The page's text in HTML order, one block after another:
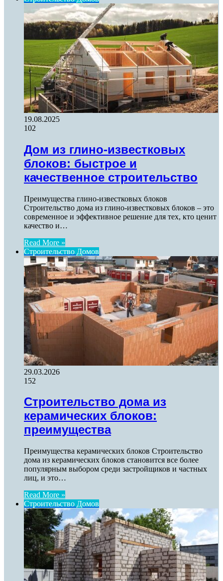
19.08.2025
102
Дом из глино-известковых
блоков: быстрое и
качественное строительство
Преимущества глино-известковых блоков
Строительство дома из глино-известковых блоков – это
современное и эффективное решение для тех, кто ценит
качество и…
Read More »
Строительство Домов
29.03.2026
152
Строительство дома из
керамических блоков:
преимущества
Преимущества керамических блоков Строительство
дома из керамических блоков становится все более
популярным выбором среди застройщиков и частных
лиц, и это…
Read More »
Строительство Домов